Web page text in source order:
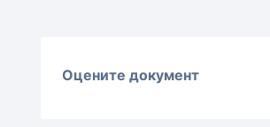
Оцените документ